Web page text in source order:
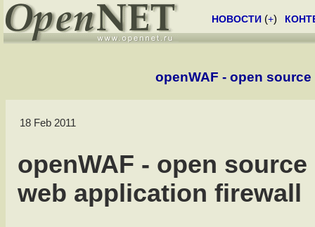
НОВОСТИ (+)
openWAF - open
18 Feb 2011
openWAF - open
web application firewall